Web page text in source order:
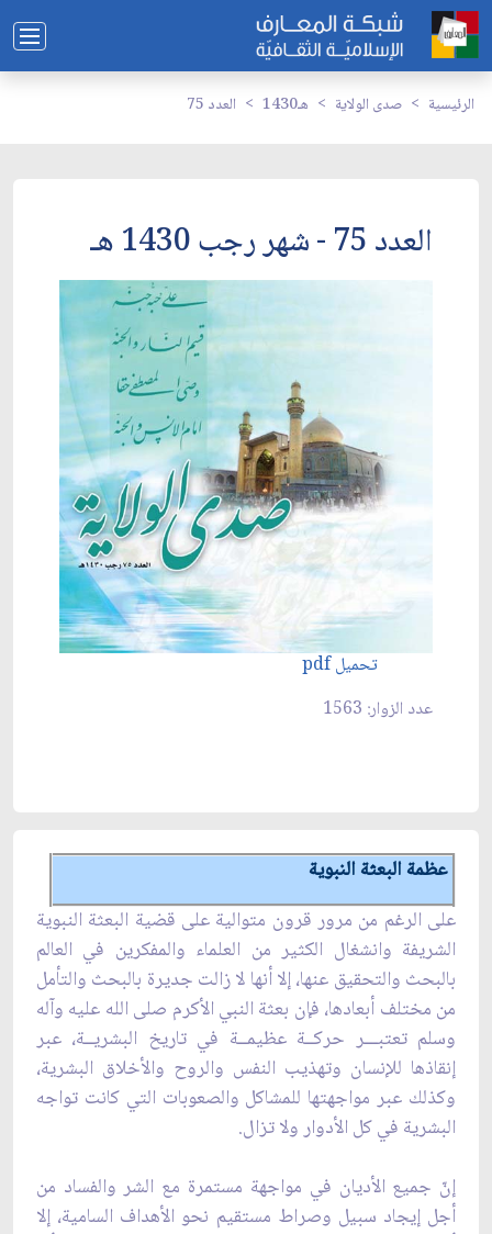
الرئيسية صدى الولاية 1430هـ العدد 75
العدد 75 - شهر رجب 1430 هـ
تحميل pdf
عدد الزوار: 1563
عظمة البعثة النبوية
على الرغم من مرور قرون متوالية على قضية البعثة النبوية
الشريفة وانشغال الكثير من العلماء والمفكرين في العالم
بالبحث والتحقيق عنها، إلا أنها لا زالت جديرة بالبحث والتأمل
من مختلف أبعادها، فإن بعثة النبي الأكرم صلى الله عليه وآله
وسلم تعتبـــر حركــة عظيمــة في تاريخ البشريــة، عبر
إنقاذها للإنسان وتهذيب النفس والروح والأخلاق البشرية،
وكذلك عبر مواجهتها للمشاكل والصعوبات التي كانت تواجه
البشرية في كل الأدوار ولا تزال.
إنّ جميع الأديان في مواجهة مستمرة مع الشر والفساد من
أجل إيجاد سبيل وصراط مستقيم نحو الأهداف السامية، إلا